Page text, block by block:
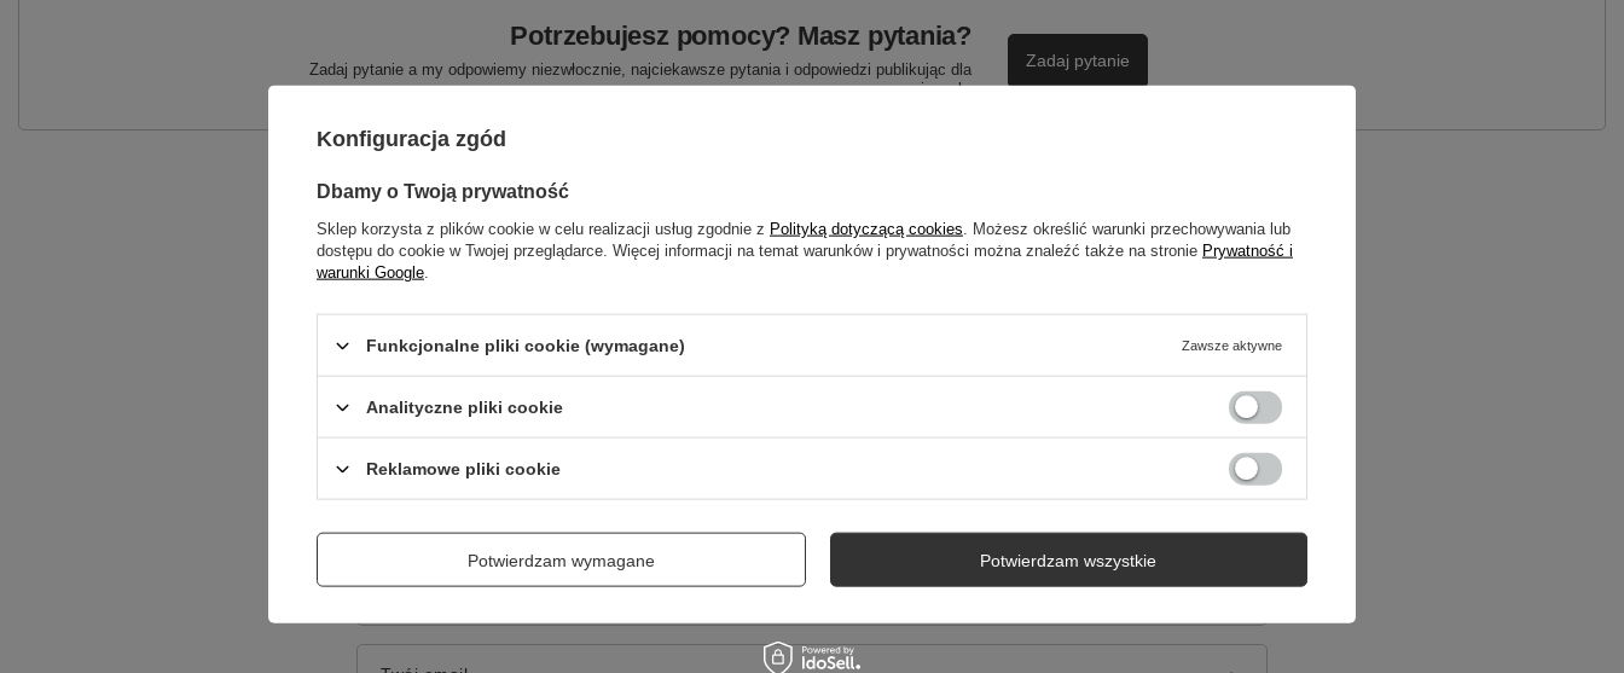
Potrzebujesz pomocy? Masz pytania?
Zadaj pytanie a my odpowiemy niezwłocznie, najciekawsze pytania i odpowiedzi publikując dla
innych.
Zadaj pytanie
Twoja ocena:
Treść twojej opinii
Konfiguracja zgód
Dbamy o Twoją prywatność
Sklep korzysta z plików cookie w celu realizacji usług zgodnie z Polityką dotyczącą cookies . Możesz określić warunki przechowywania lub
dostępu do cookie w Twojej przeglądarce. Więcej informacji na temat warunków i prywatności można znaleźć także na stronie Prywatność i
warunki Google
Funkcjonalne pliki cookie (wymagane) Zawsze aktywne
Analityczne pliki cookie
Reklamowe pliki cookie
Potwierdzam wymagane Potwierdzam wszystkie